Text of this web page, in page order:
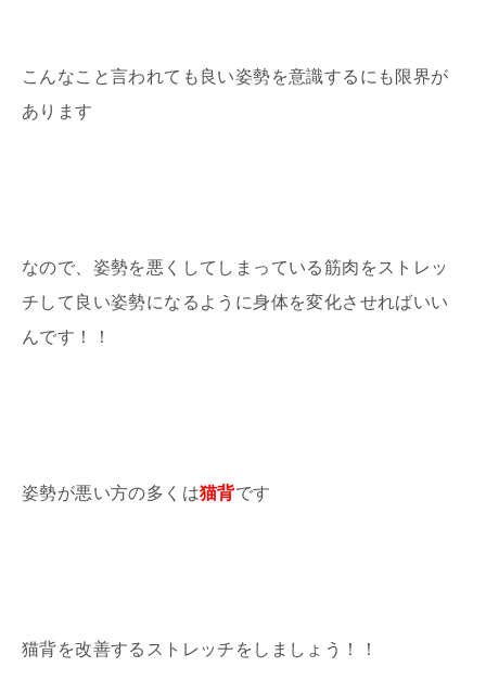
こんなこと言われても良い姿勢を意識するにも限界が
あります
なので、姿勢を悪くしてしまっている筋肉をストレッ
チして良い姿勢になるように身体を変化させればいい
んです！！
姿勢が悪い方の多くは猫背です
猫背を改善するストレッチをしましょう！！